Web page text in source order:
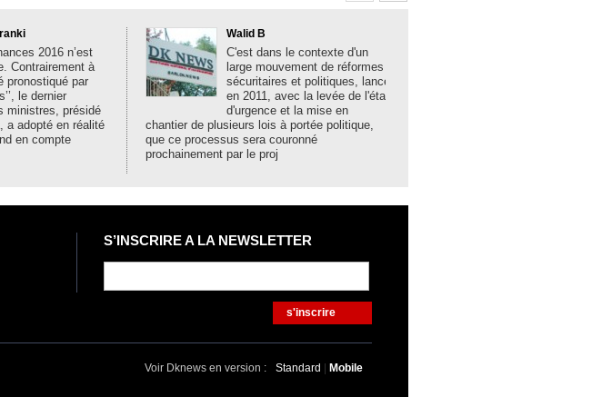
2016 n’est
Contrairement à
pronostiqué par
le dernier
ministres, présidé
a adopté en réalité
en compte
Walid B
C'est dans le contexte d'un
large mouvement de réformes
sécuritaires et politiques, lancé
en 2011, avec la levée de l'état
d'urgence et la mise en
chantier de plusieurs lois à portée politique,
que ce processus sera couronné
prochainement par le proj
S’INSCRIRE A LA NEWSLETTER
s'inscrire
Voir Dknews en version : Standard | Mobile